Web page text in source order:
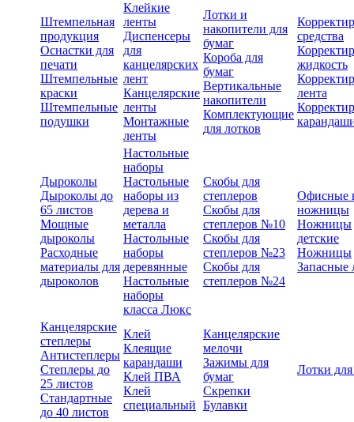
Штемпельная
продукция
Оснастки для
печати
Штемпельные
краски
Штемпельные
подушки
Клейкие
ленты
Диспенсеры
для
канцелярских
лент
Канцелярские
ленты
Монтажные
ленты
Лотки и
накопители для
бумаг
Короба для
бумаг
Вертикальные
накопители
Комплектующие
для лотков
средства
жидкость
лента
Дыроколы
Дыроколы до
65 листов
Мощные
дыроколы
Расходные
материалы для
дыроколов
Настольные
наборы
Настольные
наборы из
дерева и
металла
Настольные
наборы
деревянные
Настольные
наборы
класса Люкс
Скобы для
степлеров
Скобы для
степлеров №10
Скобы для
степлеров №23
Скобы для
степлеров №24
Офисные
ножницы
Ножницы
детские
Ножницы
Запасные
Канцелярские
степлеры
Антистеплеры
Степлеры до
25 листов
Стандартные
до 40 листов
Клей
Клеящие
карандаши
Клей ПВА
Клей
специальный
Канцелярские
мелочи
Зажимы для
бумаг
Скрепки
Булавки
Лотки